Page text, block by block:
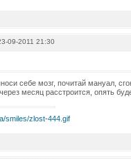
09-2011 21:30
себе мозг, почитай мануал,
месяц расстроится, опять